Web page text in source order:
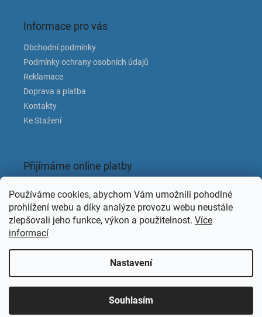
Používáme cookies, abychom Vám umožnili pohodlné
prohlížení webu a díky analýze provozu webu neustále
zlepšovali jeho funkce, výkon a použitelnost. Více
informací
Nastavení
Souhlasím
Informace pro vás
Obchodní podmínky
Podmínky ochrany osobních údajů
Reklamace
Doprava a platba
Kontakty
Ke Stažení
Přijímáme online platby
Facebook
KAPACLEAN . Všechna práva vyhrazena.